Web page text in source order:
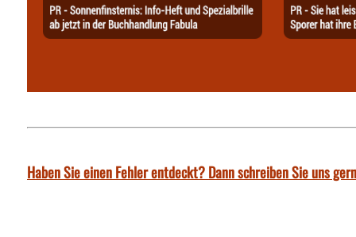
Haben Sie einen Fehler entdeckt? Dann schreiben Sie uns